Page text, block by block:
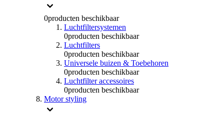
0producten beschikbaar
Luchtfiltersystemen
0producten beschikbaar
Luchtfilters
0producten beschikbaar
Universele buizen & Toebehoren
0producten beschikbaar
Luchtfilter accessoires
0producten beschikbaar
Motor styling